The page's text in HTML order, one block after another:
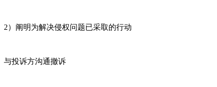
2）阐明为解决侵权问题已采取的行动
与投诉方沟通撤诉